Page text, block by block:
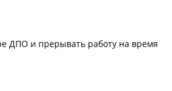
ДПО и прерывать работу на время